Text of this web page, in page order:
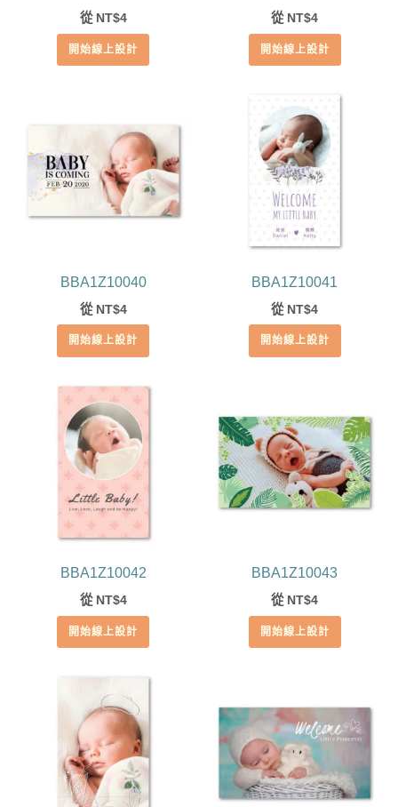
從 NT$4
開始線上設計
從 NT$4
開始線上設計
BBA1Z10040
從 NT$4
開始線上設計
BBA1Z10041
從 NT$4
開始線上設計
BBA1Z10042
從 NT$4
開始線上設計
BBA1Z10043
從 NT$4
開始線上設計